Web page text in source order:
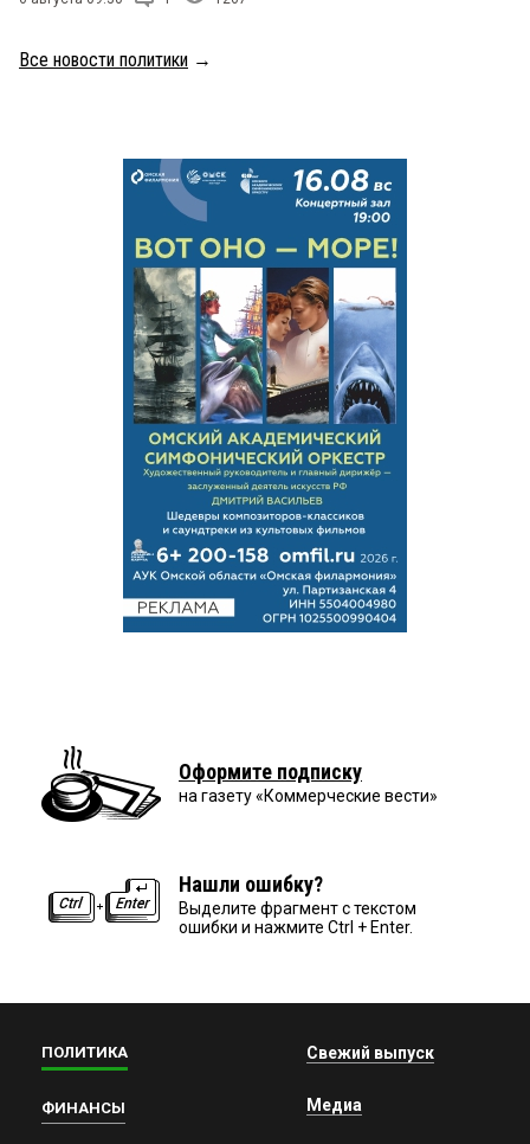
Все новости политики →
Оформите подписку
на газету «Коммерческие вести»
Нашли ошибку?
Выделите фрагмент с текстом
ошибки и нажмите Ctrl + Enter.
ПОЛИТИКА
ФИНАНСЫ
Свежий выпуск
Медиа